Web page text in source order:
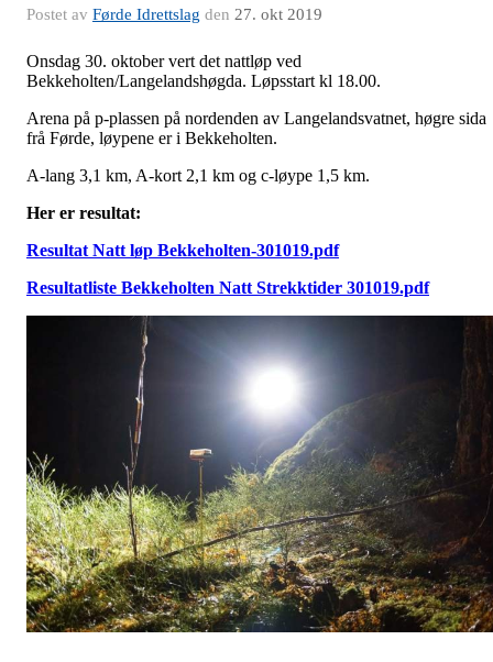
Postet av Førde Idrettslag den 27. okt 2019
Onsdag 30. oktober vert det nattløp ved
Bekkeholten/Langelandshøgda. Løpsstart kl 18.00.
Arena på p-plassen på nordenden av Langelandsvatnet, høgre sida
frå Førde, løypene er i Bekkeholten.
A-lang 3,1 km, A-kort 2,1 km og c-løype 1,5 km.
Her er resultat:
Resultat Natt løp Bekkeholten-301019.pdf
Resultatliste Bekkeholten Natt Strekktider 301019.pdf